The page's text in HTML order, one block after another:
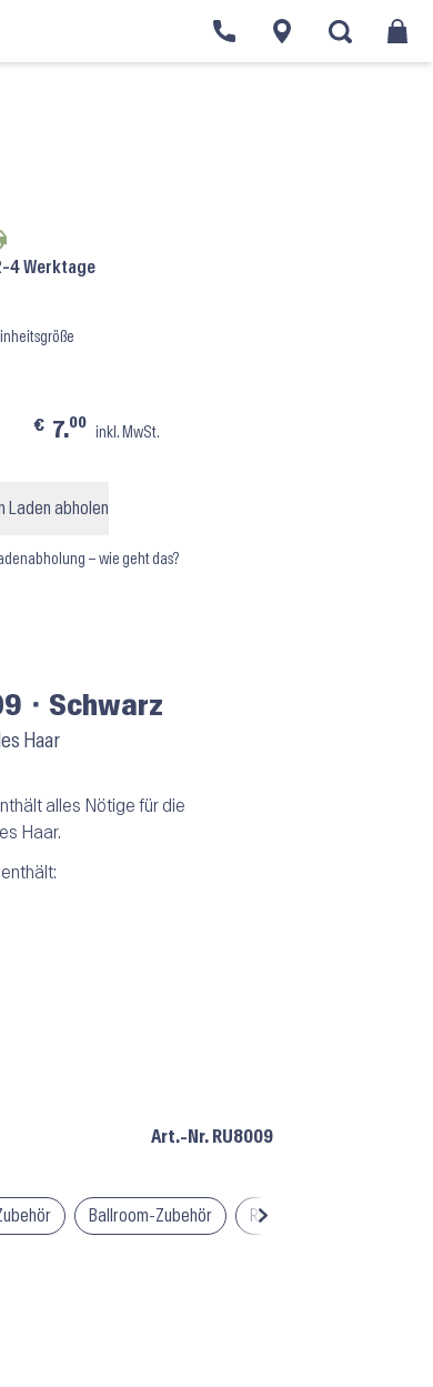
⬝ Schwarz
Haar
4 Werktage
RU8009 ⬝ Schwarz Menge
€ 7.00
inkl. MwSt.
Laden abholen
– wie geht das?
alles Nötige für die
Haar.
Art.-Nr. RU8009
Ballroom-Zubehör Rumpf Tanz-Zubehör